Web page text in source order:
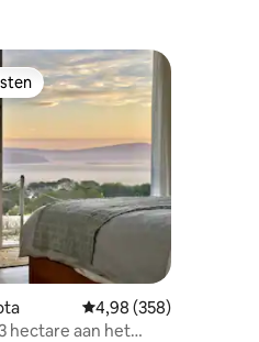
uit 5, 178 recensies
Gemiddelde
4,98 (358)
hectare aan het